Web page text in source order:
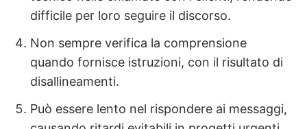
difficile per loro seguire il discorso.
Non sempre verifica la comprensione
quando fornisce istruzioni, con il risultato di
disallineamenti.
Può essere lento nel rispondere ai messaggi,